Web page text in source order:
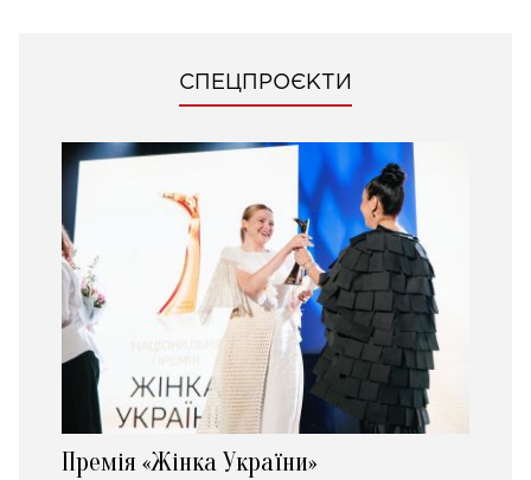
СПЕЦПРОЄКТИ
Премія «Жінка України»